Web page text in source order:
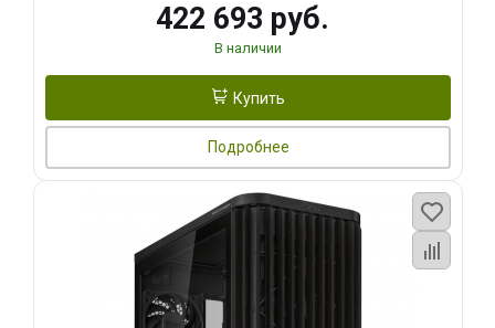
422 693 руб.
В наличии
Купить
Подробнее